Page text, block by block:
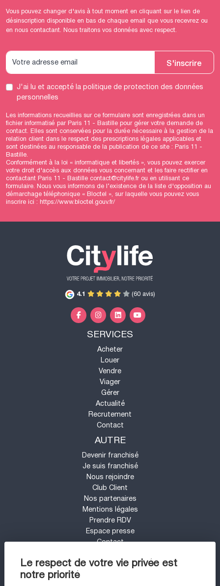
Le respect de votre vie privée est
notre priorité
Vous pouvez changer d'avis à tout moment en cliquant sur le lien de
désinscription disponible en bas de chaque email que vous recevrez ou
en nous contactant. Nous traitons vos données avec respect.
S'inscrire
J'ai lu et acceptéla politique de protection des données
personnelles
Les informations recueillies sur ce formulaire sont enregistrées dans un
fichier informatisé par Paris 11 - Bastille pour gérer votre demande de
contact. Elles sont conservées pour la durée nécessaire à la gestion de la
relation client dans le respect des prescriptions légales applicables et
sont destinées au responsable de la publication de ce site : Paris 11 -
Bastille.
Conformément à la loi « informatique et libertés », vous pouvez exercer
votre droit d'accès aux données vous concernant et les faire rectifier en
contactant Paris 11 - Bastille contact@citylife.fr ou en utilisant ce
formulaire. Nous vous informons de l’existence de la liste d'opposition au
démarchage téléphonique « Bloctel », sur laquelle vous pouvez vous
inscrire ici : https://www.bloctel.gouv.fr/
4.1 (60 avis)
SERVICES
Acheter
Louer
Vendre
Viager
Gérer
Actualité
Recrutement
Contact
AUTRE
Devenir franchisé
Je suis franchisé
Nous rejoindre
Club Client
Nos partenaires
Mentions légales
Prendre RDV
Espace presse
Contact
Barème d'honoraires
UN PROJET IMMOBILIER SUR LE SECTEUR